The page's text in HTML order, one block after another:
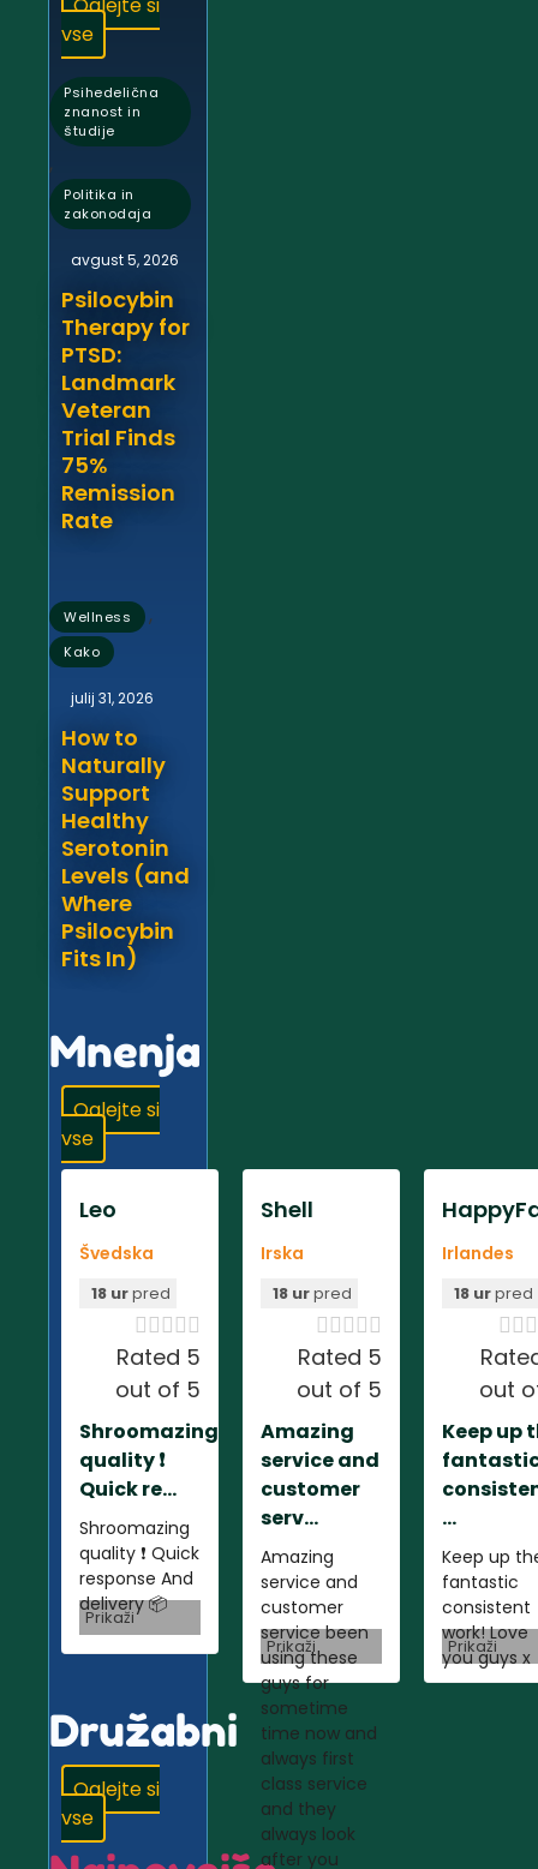
Oglejte si
vse
Psihedelična
znanost in
študije
,
Politika in
zakonodaja
avgust 5, 2026
Psilocybin
Therapy for
PTSD:
Landmark
Veteran
Trial Finds
75%
Remission
Rate
Wellness ,
Kako
julij 31, 2026
How to
Naturally
Support
Healthy
Serotonin
Levels (and
Where
Psilocybin
Fits In)
Mnenja
Oglejte si
vse
Leo
Švedska
18 urpred

Rated 5
out of 5
Shroomazing
quality ❗️
Quick re...
Shroomazing
quality ❗️ Quick
response And
delivery 📦
Prikaži
Shell
Irska
18 urpred

Rated 5
out of 5
Amazing
service and
customer
serv...
Amazing
service and
customer
service been
using these
guys for
sometime
time now and
always first
class service
and they
always look
after you
Prikaži
Irlandes
18 urpred

out
Keep up
...
Keep up
fantastic
consistent
work! Love
you guys x
Prikaži
Družabni
Oglejte si
vse